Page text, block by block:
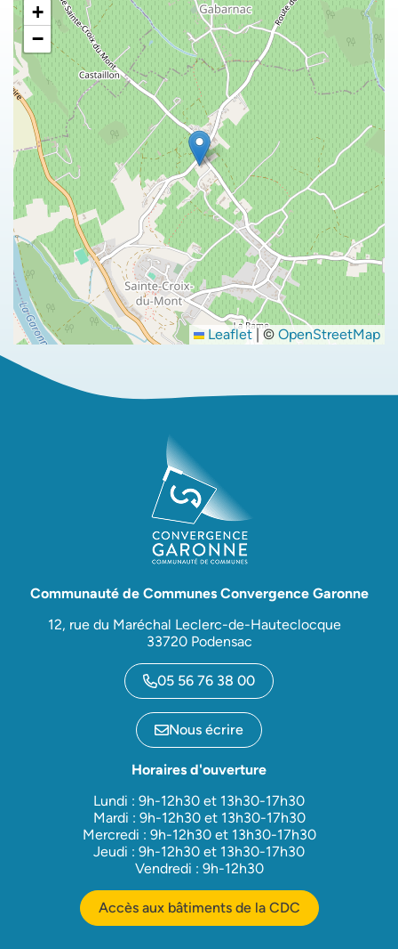
+
−
Leaflet |© OpenStreetMap
Communauté de Communes Convergence Garonne
12, rue du Maréchal Leclerc-de-Hauteclocque
33720 Podensac
05 56 76 38 00
Nous écrire
Horaires d'ouverture
Lundi : 9h-12h30 et 13h30-17h30
Mardi : 9h-12h30 et 13h30-17h30
Mercredi : 9h-12h30 et 13h30-17h30
Jeudi : 9h-12h30 et 13h30-17h30
Vendredi : 9h-12h30
Accès aux bâtiments de la CDC